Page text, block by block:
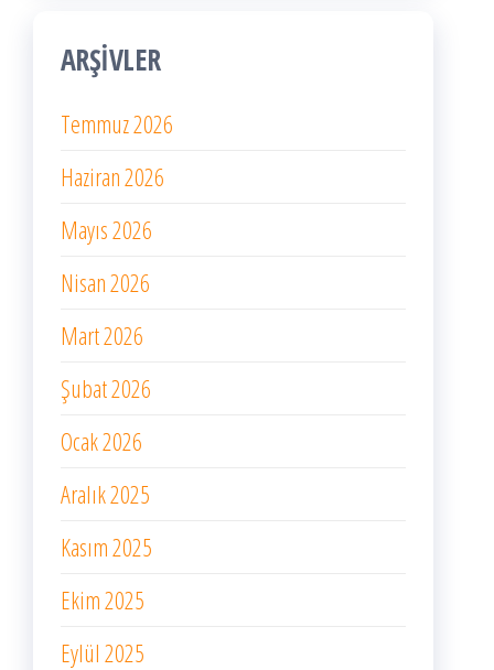
ARŞIVLER
Temmuz 2026
Haziran 2026
Mayıs 2026
Nisan 2026
Mart 2026
Şubat 2026
Ocak 2026
Aralık 2025
Kasım 2025
Ekim 2025
Eylül 2025